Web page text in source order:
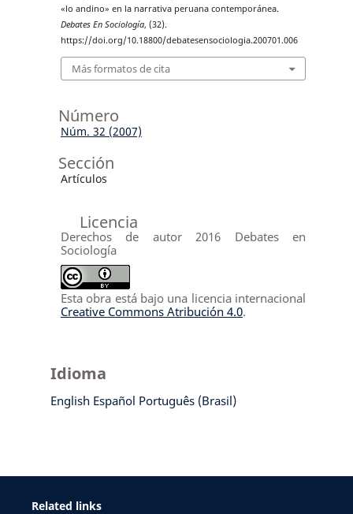
«lo andino» en la narrativa peruana contemporánea.
Debates En Sociología, (32).
https://doi.org/10.18800/debatesensociologia.200701.006
Más formatos de cita
Número
Núm. 32 (2007)
Sección
Artículos
Licencia
Derechos de autor 2016 Debates en
Sociología
Esta obra está bajo una licencia internacional
Creative Commons Atribución 4.0.
Idioma
English Español Português (Brasil)
Related links